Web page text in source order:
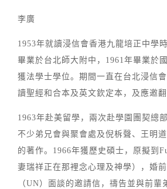
李廣
1953年就讀浸信會香港九龍培正中學
畢業於台北師大附中，1961年畢業於
獲法學士學位。期間一直在台北浸信
讀聖經和合本及英文欽定本，及應邀
1963年赴美留學，兩次赴學園團契總
不少弟兄會與聚會處及倪柝聲、王明
的著作。1966年獲歷史碩士，原擬到
妻瑞祥正在那裡念心理及神學），婚
（UN）面談的邀請信，禱告並與前輩